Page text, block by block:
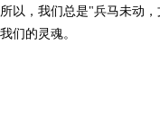
以，我们总是"兵马未动
们的灵魂。